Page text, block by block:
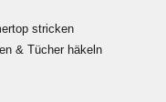
stricken
& Tücher häkeln